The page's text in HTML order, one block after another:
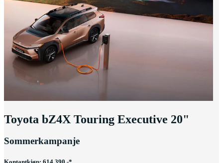
Toyota bZ4X Touring Executive 20"
Sommerkampanje